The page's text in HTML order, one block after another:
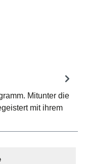
Mitunter die
mit ihrem